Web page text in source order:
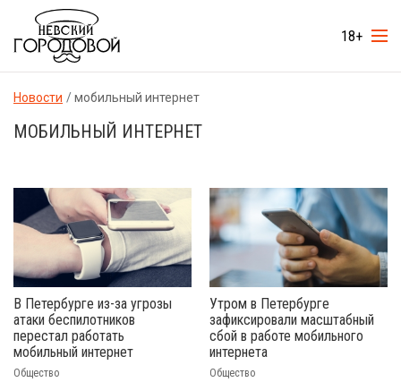
18+
Новости мобильный интернет
МОБИЛЬНЫЙ ИНТЕРНЕТ
В Петербурге из-за угрозы
атаки беспилотников
перестал работать
мобильный интернет
Общество
Утром в Петербурге
зафиксировали масштабный
сбой в работе мобильного
интернета
Общество